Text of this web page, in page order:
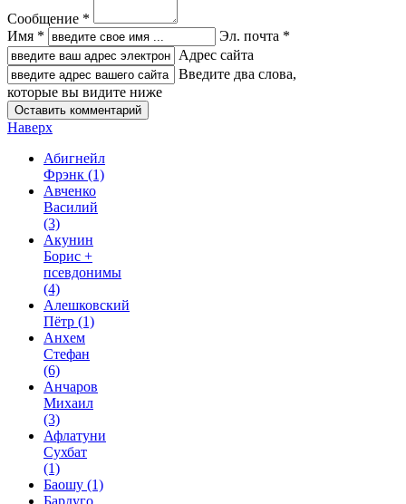
Сообщение *
Имя *
Эл. почта *
Адрес сайта
Введите два слова,
которые вы видите ниже
Наверх
Абигнейл
Фрэнк (1)
Авченко
Василий
(3)
Акунин
Борис +
псевдонимы
(4)
Алешковский
Пётр (1)
Анхем
Стефан
(6)
Анчаров
Михаил
(3)
Афлатуни
Сухбат
(1)
Баошу (1)
Бардуго